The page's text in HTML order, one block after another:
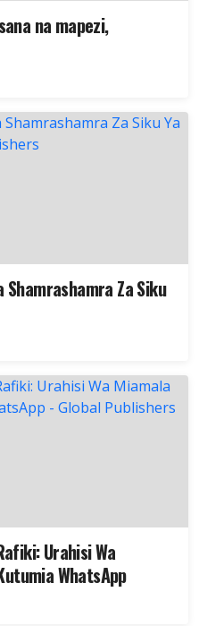
na mapezi,
Za Siku
Urahisi Wa
WhatsApp